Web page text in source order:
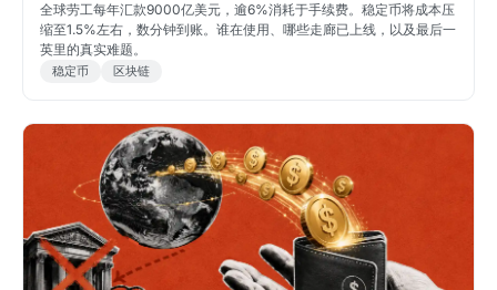
全球劳工每年汇款9000亿美元，逾6%消耗于手续费。稳定币将成本压
缩至1.5%左右，数分钟到账。谁在使用、哪些走廊已上线，以及最后一
英里的真实难题。
稳定币 区块链